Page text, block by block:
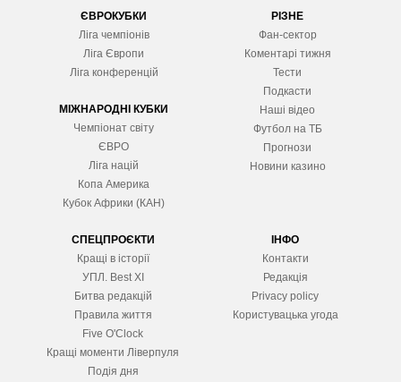
ЄВРОКУБКИ
Ліга чемпіонів
Ліга Європи
Ліга конференцій
МІЖНАРОДНІ КУБКИ
Чемпіонат світу
ЄВРО
Ліга націй
Копа Америка
Кубок Африки (КАН)
РІЗНЕ
Фан-сектор
Коментарі тижня
Тести
Подкасти
Наші відео
Футбол на ТБ
Прогнози
Новини казино
СПЕЦПРОЄКТИ
Кращі в історії
УПЛ. Best XІ
Битва редакцій
Правила життя
Five O'Clock
Кращі моменти Ліверпуля
Подія дня
ІНФО
Контакти
Редакція
Privacy policy
Користувацька угода